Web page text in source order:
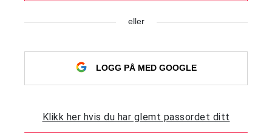
eller
LOGG PÅ MED GOOGLE
Klikk her hvis du har glemt passordet ditt